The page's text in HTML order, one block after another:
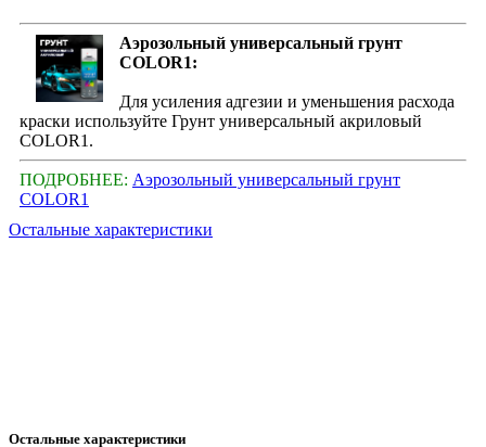
Аэрозольный универсальный грунт
COLOR1:
Для усиления адгезии и уменьшения расхода
краски используйте Грунт универсальный акриловый
COLOR1.
ПОДРОБНЕЕ: Аэрозольный универсальный грунт
COLOR1
Остальные характеристики
Остальные характеристики